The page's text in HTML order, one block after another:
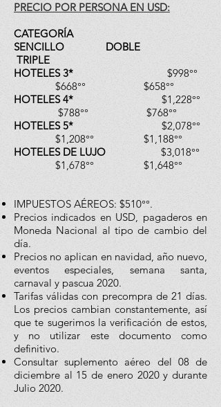
PRECIO POR PERSONA EN USD:
CATEGORÍA
SENCILLO DOBLE
TRIPLE
HOTELES 3* $998°°
$668°° $658°°
HOTELES 4* $1,228°°
$788°° $768°°
HOTELES 5* $2,078°°
$1,208°° $1,188°°
HOTELES DE LUJO $3,018°°
$1,678°° $1,648°°
IMPUESTOS AÉREOS: $510°°.
Precios indicados en USD, pagaderos en
Moneda Nacional al tipo de cambio del
día.
Precios no aplican en navidad, año nuevo,
eventos especiales, semana santa,
carnaval y pascua 2020.
Tarifas válidas con precompra de 21 días.
Los precios cambian constantemente, así
que te sugerimos la verificación de estos,
y no utilizar este documento como
definitivo.
Consultar suplemento aéreo del 08 de
diciembre al 15 de enero 2020 y durante
Julio 2020.